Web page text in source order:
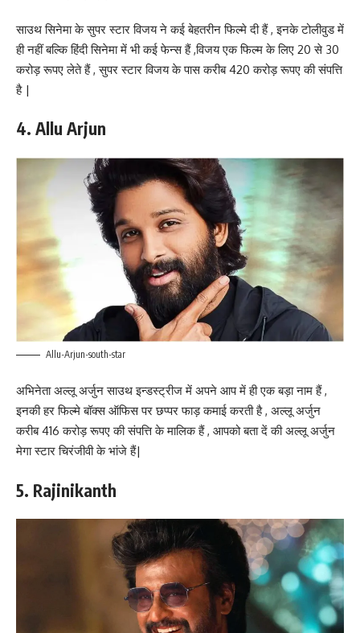
साउथ सिनेमा के सुपर स्टार विजय ने कई बेहतरीन फिल्मे दी हैं , इनके टोलीवुड में
ही नहीं बल्कि हिंदी सिनेमा में भी कई फेन्स हैं ,विजय एक फिल्म के लिए 20 से 30
करोड़ रूपए लेते हैं , सुपर स्टार विजय के पास करीब 420 करोड़ रूपए की संपत्ति
है |
4. Allu Arjun
Allu-Arjun-south-star
अभिनेता अल्लू अर्जुन साउथ इन्डस्ट्रीज में अपने आप में ही एक बड़ा नाम हैं ,
इनकी हर फिल्मे बॉक्स ऑफिस पर छप्पर फाड़ कमाई करती है , अल्लू अर्जुन
करीब 416 करोड़ रूपए की संपत्ति के मालिक हैं , आपको बता दें की अल्लू अर्जुन
मेगा स्टार चिरंजीवी के भांजे हैं|
5. Rajinikanth